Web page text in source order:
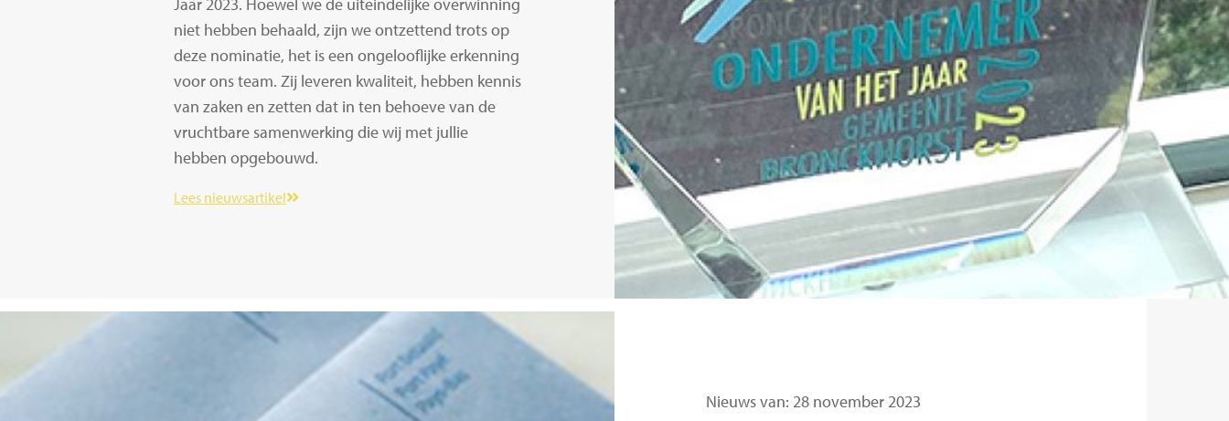
niet hebben behaald, zijn we ontzettend trots op
deze nominatie, het is een ongelooflijke erkenning
voor ons team. Zij leveren kwaliteit, hebben kennis
van zaken en zetten dat in ten behoeve van de
vruchtbare samenwerking die wij met jullie
hebben opgebouwd.
Lees nieuwsartikel
Nieuws van: 28 november 2023